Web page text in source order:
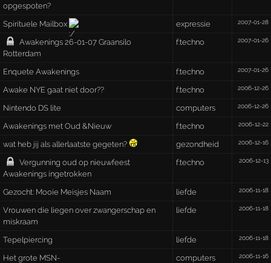
opgespoten?
Spirituele Mailbox expressie 2007-01-28
Awakenings 26-01-07 Graansilo
Rotterdam
f:techno 2007-01-26
Enquete Awakenings f:techno 2007-01-26
Awake NYE gaat niet door?? f:techno 2006-12-26
Nintendo DS lite computers 2006-12-26
Awakenings met Oud &Nieuw f:techno 2006-12-22
wat heb jij als allerlaatste gegeten? gezondheid 2006-12-16
Vergunning oud op nieuwfeest
Awakenings ingetrokken
f:techno 2006-12-13
Gezocht: Mooie Meisjes Naam liefde 2006-11-18
Vrouwen die liegen over zwangerschap en
miskraam
liefde 2006-11-18
Tepelpiercing liefde 2006-11-18
Het grote MSN-
computers 2006-11-16